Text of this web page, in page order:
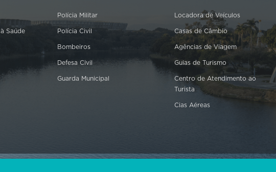
Saúde
Polícia Militar
Polícia Civil
Bombeiros
Defesa Civil
Guarda Municipal
Locadora de Veículos
Casas de Câmbio
Agências de Viagem
Guias de Turismo
Centro de Atendimento ao
Turista
Cias Aéreas